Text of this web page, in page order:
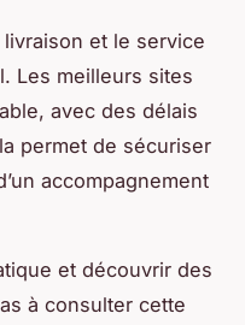
et le service
Les meilleurs sites
avec des délais
permet de sécuriser
accompagnement
et découvrir des
à consulter cette